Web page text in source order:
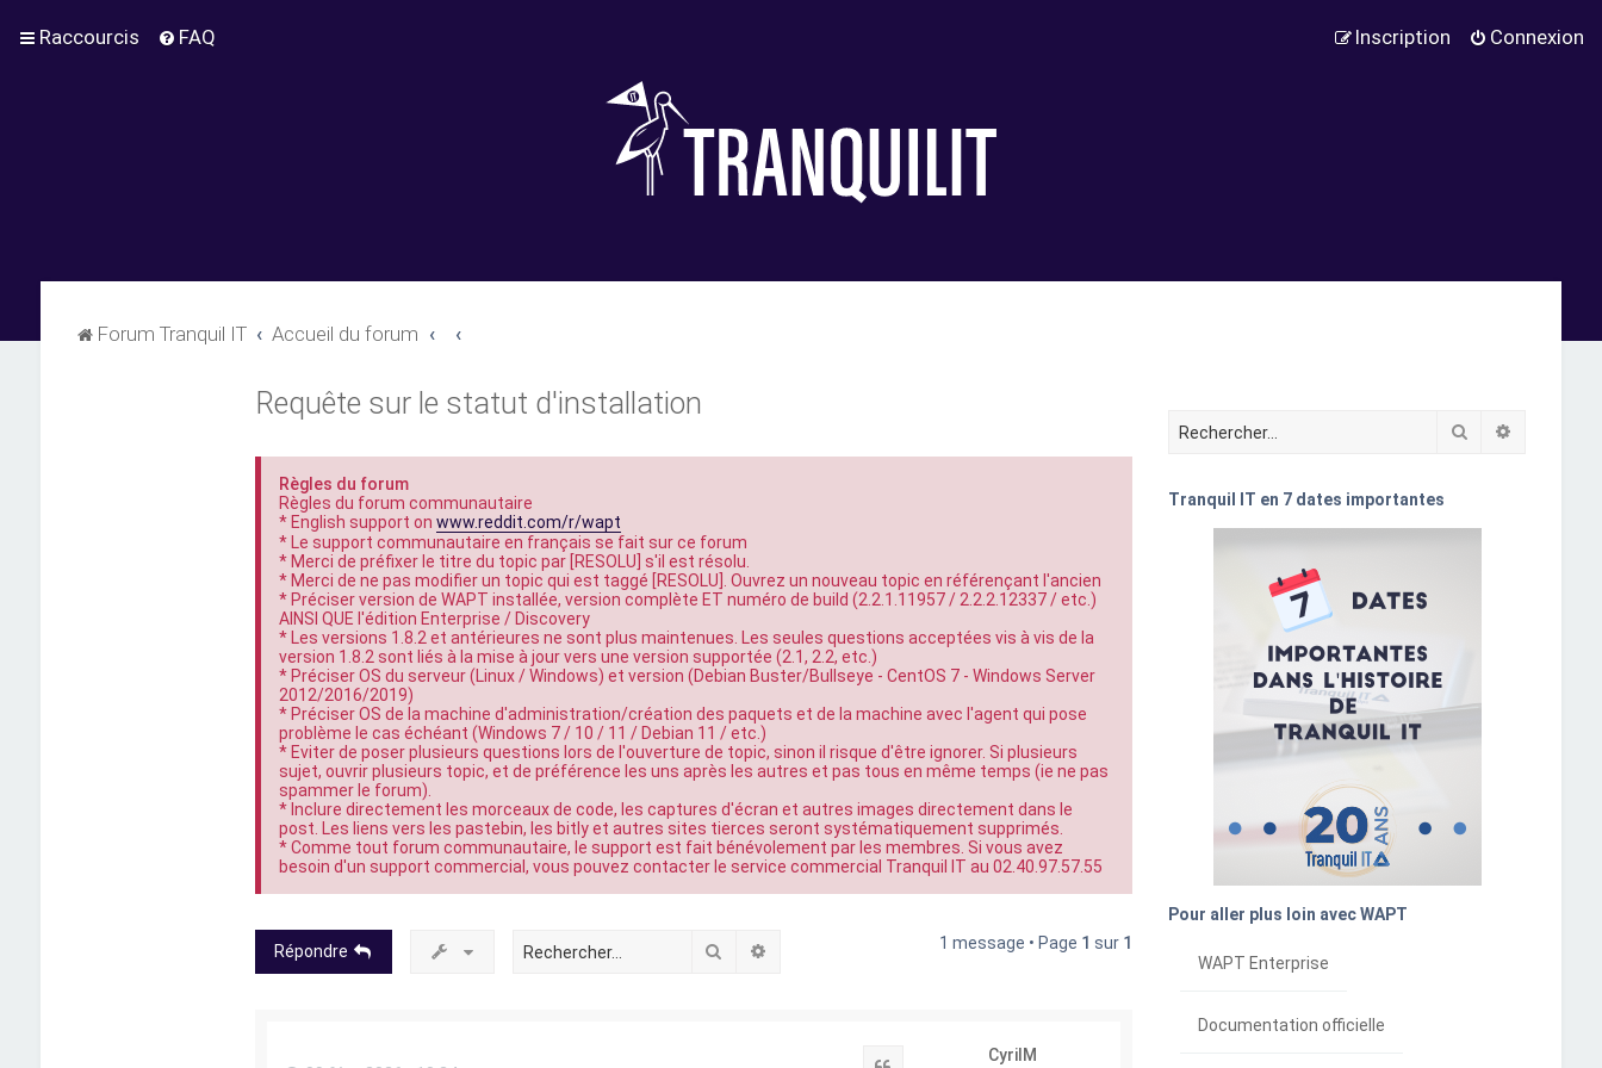
Raccourcis FAQ Connexion
Inscription
Forum Tranquil IT Accueil du forum
Requête sur le statut d'installation
Règles du forum
Règles du forum communautaire
* English support on www.reddit.com/r/wapt
* Le support communautaire en français se fait sur ce forum
* Merci de préfixer le titre du topic par [RESOLU] s'il est résolu.
* Merci de ne pas modifier un topic qui est taggé [RESOLU]. Ouvrez un nouveau topic en référençant l'ancien
* Préciser version de WAPT installée, version complète ET numéro de build (2.2.1.11957 / 2.2.2.12337 / etc.)
AINSI QUE l'édition Enterprise / Discovery
* Les versions 1.8.2 et antérieures ne sont plus maintenues. Les seules questions acceptées vis à vis de la
version 1.8.2 sont liés à la mise à jour vers une version supportée (2.1, 2.2, etc.)
* Préciser OS du serveur (Linux / Windows) et version (Debian Buster/Bullseye - CentOS 7 - Windows Server
2012/2016/2019)
* Préciser OS de la machine d'administration/création des paquets et de la machine avec l'agent qui pose
problème le cas échéant (Windows 7 / 10 / 11 / Debian 11 / etc.)
* Eviter de poser plusieurs questions lors de l'ouverture de topic, sinon il risque d'être ignorer. Si plusieurs
sujet, ouvrir plusieurs topic, et de préférence les uns après les autres et pas tous en même temps (ie ne pas
spammer le forum).
* Inclure directement les morceaux de code, les captures d'écran et autres images directement dans le
post. Les liens vers les pastebin, les bitly et autres sites tierces seront systématiquement supprimés.
* Comme tout forum communautaire, le support est fait bénévolement par les membres. Si vous avez
besoin d'un support commercial, vous pouvez contacter le service commercial Tranquil IT au 02.40.97.57.55
Répondre Rechercher 1 message • Page 1 sur 1
CyrilM
Rechercher
Tranquil IT en 7 dates importantes
Pour aller plus loin avec WAPT
WAPT Enterprise
Documentation officielle